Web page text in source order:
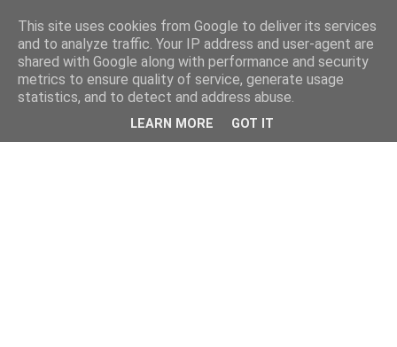
This site uses cookies from Google to deliver its services
and to analyze traffic. Your IP address and user-agent are
shared with Google along with performance and security
metrics to ensure quality of service, generate usage
statistics, and to detect and address abuse.
LEARN MORE GOT IT